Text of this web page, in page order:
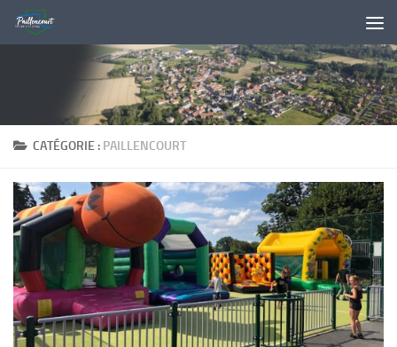
Skip to content
CATÉGORIE : PAILLENCOURT